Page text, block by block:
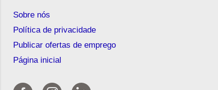
Sobre nós
Política de privacidade
Publicar ofertas de emprego
Página inicial